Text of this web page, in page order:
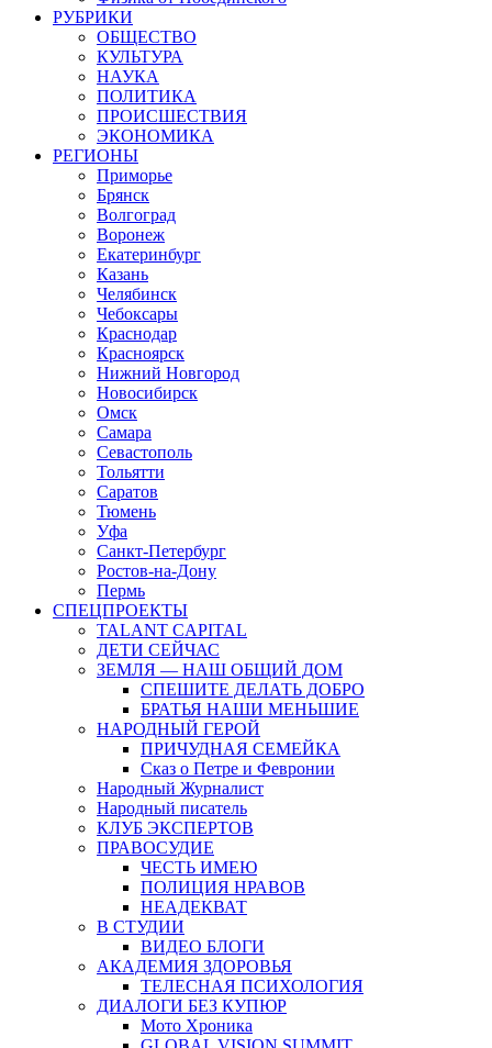
РУБРИКИ
ОБЩЕСТВО
КУЛЬТУРА
НАУКА
ПОЛИТИКА
ПРОИСШЕСТВИЯ
ЭКОНОМИКА
РЕГИОНЫ
Приморье
Брянск
Волгоград
Воронеж
Екатеринбург
Казань
Челябинск
Чебоксары
Краснодар
Красноярск
Нижний Новгород
Новосибирск
Омск
Самара
Севастополь
Тольятти
Саратов
Тюмень
Уфа
Санкт-Петербург
Ростов-на-Дону
Пермь
СПЕЦПРОЕКТЫ
TALANT CAPITAL
ДЕТИ СЕЙЧАС
ЗЕМЛЯ — НАШ ОБЩИЙ ДОМ
СПЕШИТЕ ДЕЛАТЬ ДОБРО
БРАТЬЯ НАШИ МЕНЬШИЕ
НАРОДНЫЙ ГЕРОЙ
ПРИЧУДНАЯ СЕМЕЙКА
Сказ о Петре и Февронии
Народный Журналист
Народный писатель
КЛУБ ЭКСПЕРТОВ
ПРАВОСУДИЕ
ЧЕСТЬ ИМЕЮ
ПОЛИЦИЯ НРАВОВ
НЕАДЕКВАТ
В СТУДИИ
ВИДЕО БЛОГИ
АКАДЕМИЯ ЗДОРОВЬЯ
ТЕЛЕСНАЯ ПСИХОЛОГИЯ
ДИАЛОГИ БЕЗ КУПЮР
Мото Хроника